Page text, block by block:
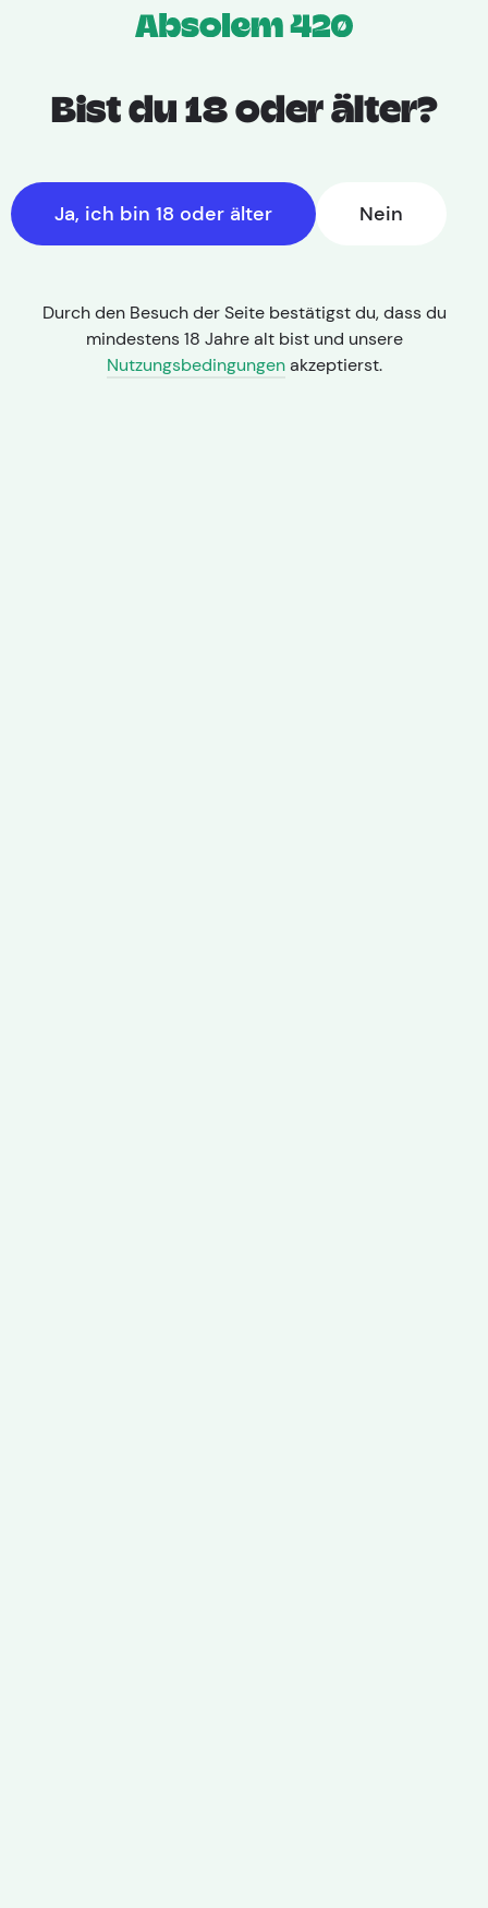
Home Medizinische Cannabis Produkte Hersteller
Spectrum
Therapeutics
Bist du 18 oder älter?
Ja, ich bin 18 oder älter Nein
Durch den Besuch der Seite bestätigst du, dass du
mindestens 18 Jahre alt bist und unsere
Nutzungsbedingungenakzeptierst.